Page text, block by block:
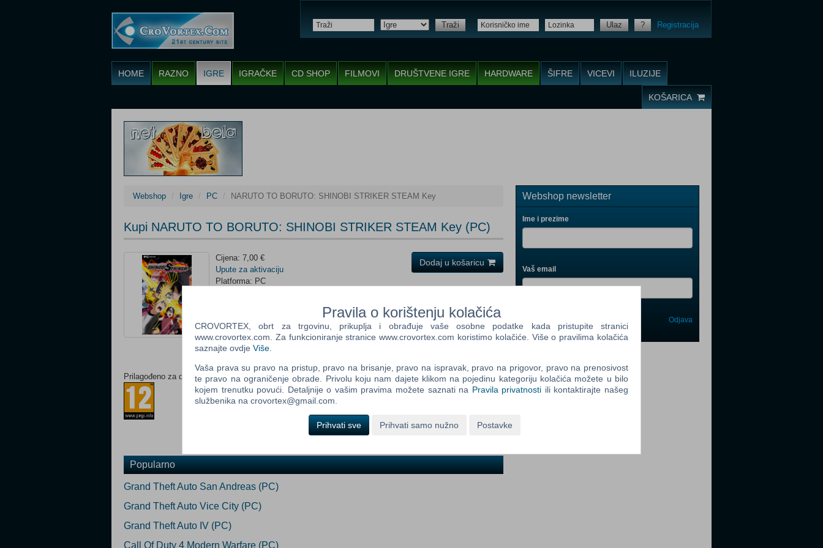
Traži Ulaz ? Registracija
HOME RAZNO IGRE IGRAČKE CD SHOP FILMOVI DRUŠTVENE IGRE HARDWARE ŠIFRE VICEVI ILUZIJE
KOŠARICA
Webshop Igre PC NARUTO TO BORUTO: SHINOBI STRIKER STEAM Key
Kupi NARUTO TO BORUTO: SHINOBI STRIKER STEAM Key (PC)
Cijena: 7,00 €
Upute za aktivaciju
Platforma: PC
Ocijeni
Prilagođeno za dob:
Dodaj u košaricu
Popularno
Grand Theft Auto San Andreas (PC)
Grand Theft Auto Vice City (PC)
Grand Theft Auto IV (PC)
Call Of Duty 4 Modern Warfare (PC)
Webshop newsletter
Ime i prezime
Vaš email
Field
One
Prijavi me Odjava
Pravila o korištenju kolačića
CROVORTEX, obrt za trgovinu, prikuplja i obrađuje vaše osobne podatke kada pristupite stranici
www.crovortex.com. Za funkcioniranje stranice www.crovortex.com koristimo kolačiće. Više o pravilima kolačića
saznajte ovdje Više
Vaša prava su pravo na pristup, pravo na brisanje, pravo na ispravak, pravo na prigovor, pravo na prenosivost
te pravo na ograničenje obrade. Privolu koju nam dajete klikom na pojedinu kategoriju kolačića možete u bilo
kojem trenutku povući. Detaljnije o vašim pravima možete saznati na Pravila privatnosti ili kontaktirajte našeg
službenika na crovortex@gmail.com.
Prihvati sve Prihvati samo nužno Postavke